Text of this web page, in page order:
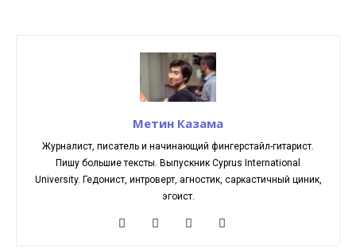
Метин Казама
Журналист, писатель и начинающий фингерстайл-гитарист.
Пишу большие тексты. Выпускник Cyprus International
University. Гедонист, интроверт, агностик, саркастичный циник,
эгоист.